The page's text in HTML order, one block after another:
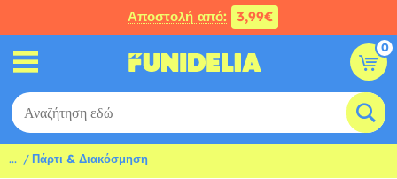
Αποστολή από: 3,99€
0
... Πάρτι & Διακόσμηση